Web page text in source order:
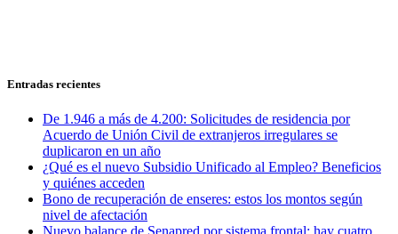
Entradas recientes
De 1.946 a más de 4.200: Solicitudes de residencia por
Acuerdo de Unión Civil de extranjeros irregulares se
duplicaron en un año
¿Qué es el nuevo Subsidio Unificado al Empleo? Beneficios
y quiénes acceden
Bono de recuperación de enseres: estos los montos según
nivel de afectación
Nuevo balance de Senapred por sistema frontal: hay cuatro